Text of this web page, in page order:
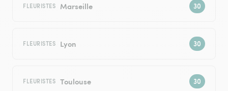
FLEURISTES Marseille
FLEURISTES Lyon
FLEURISTES Toulouse